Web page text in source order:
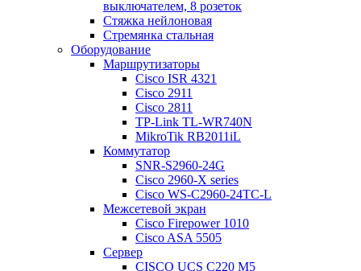
выключателем, 8 розеток
Стяжка нейлоновая
Стремянка стальная
Оборудование
Маршрутизаторы
Cisco ISR 4321
Cisco 2911
Cisco 2811
TP-Link TL-WR740N
MikroTik RB2011iL
Коммутатор
SNR-S2960-24G
Cisco 2960-X series
Cisco WS-C2960-24TC-L
Межсетевой экран
Cisco Firepower 1010
Cisco ASA 5505
Сервер
CISCO UCS C220 M5